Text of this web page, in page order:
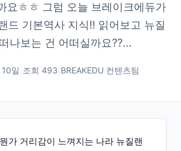
요ㅎㅎ 그럼 오늘 브레이크에듀가
드 기본역사 지식!! 읽어보고 뉴질
나보는 건 어떠실까요??...
일 조회 493 BREAKEDU 컨텐츠팀
가 거리감이 느껴지는 나라 뉴질랜